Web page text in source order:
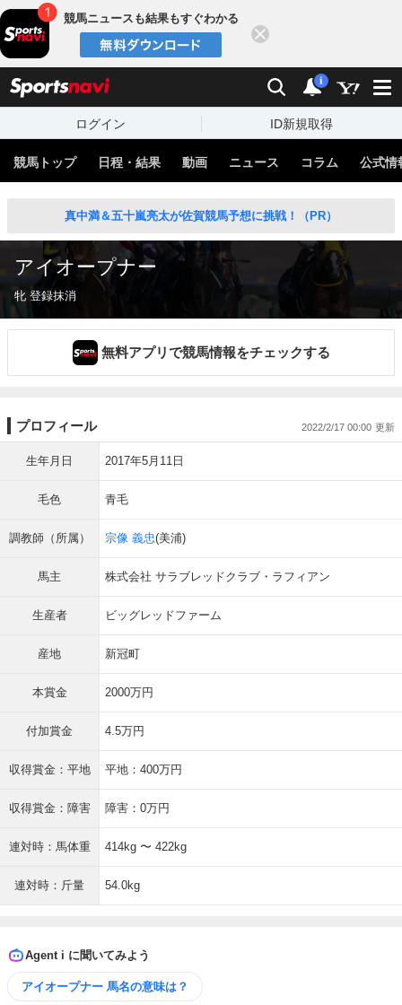
競馬ニュースも結果もすぐわかる
検索 通知
i
ログイン ID新規取得
競馬トップ 日程・結果 動画 ニュース コラム 公式情
真中満＆五十嵐亮太が佐賀競馬予想に挑戦！（PR）
アイオープナー
牝 登録抹消
無料アプリで競馬情報をチェックする
プロフィール 2022/2/17 00:00
生年月日 2017年5月11日
毛色 青毛
調教師（所属） 宗像 義忠(美浦)
馬主 株式会社 サラブレッドクラブ・ラフィアン
生産者 ビッグレッドファーム
産地 新冠町
本賞金 2000万円
付加賞金 4.5万円
収得賞金：平地 平地：400万円
収得賞金：障害 障害：0万円
連対時：馬体重 414kg 〜 422kg
連対時：斤量 54.0kg
Agent i に聞いてみよう
アイオープナー 馬名の意味は？